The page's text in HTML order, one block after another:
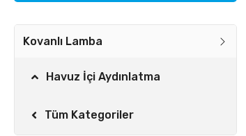
Kovanlı Lamba
Havuz İçi Aydınlatma
Tüm Kategoriler